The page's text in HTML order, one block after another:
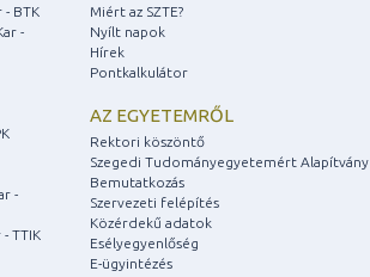
BTK
-
-
TTIK
Miért az SZTE?
Nyílt napok
Hírek
Pontkalkulátor
AZ EGYETEMRŐL
Rektori köszöntő
Szegedi Tudományegyetemért Alapítvány
Bemutatkozás
Szervezeti felépítés
Közérdekű adatok
Esélyegyenlőség
E-ügyintézés